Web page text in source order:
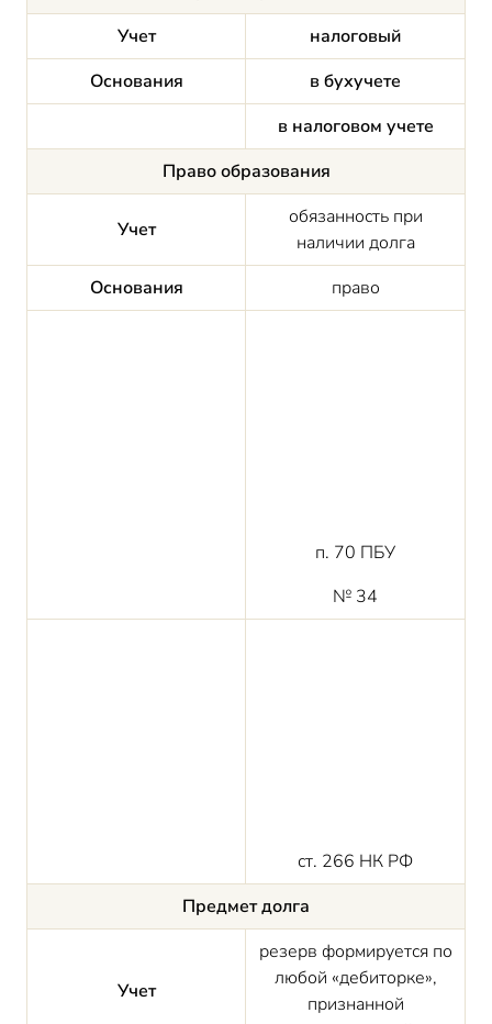
Учет
налоговый
Основания
в бухучете
в налоговом учете
Право образования
Учет
обязанность при
наличии долга
Основания
право
п. 70 ПБУ
№ 34
ст. 266 НК РФ
Предмет долга
Учет
резерв формируется по
любой «дебиторке»,
признанной